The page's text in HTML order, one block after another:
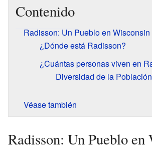
Contenido
Radisson: Un Pueblo en Wisconsin
¿Dónde está Radisson?
¿Cuántas personas viven en
Diversidad de la Población
Véase también
Radisson: Un Pueblo en